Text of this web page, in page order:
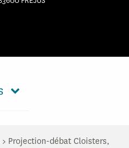
> Projection-débat Cloisters,